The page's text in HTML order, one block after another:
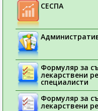
СЕСПА
Формуляр за
лекарствени
специалисти
Формуляр за
лекарствени